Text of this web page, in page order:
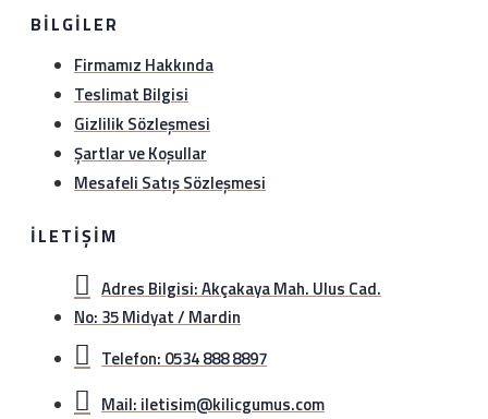
BILGILER
Firmamız Hakkında
Teslimat Bilgisi
Gizlilik Sözleşmesi
Şartlar ve Koşullar
Mesafeli Satış Sözleşmesi
İLETIŞIM
Adres Bilgisi: Akçakaya Mah. Ulus Cad.
No: 35 Midyat / Mardin
Telefon: 0534 888 8897
Mail: iletisim@kilicgumus.com